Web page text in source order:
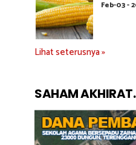
Feb-03 -
Lihat seterusnya »
SAHAM